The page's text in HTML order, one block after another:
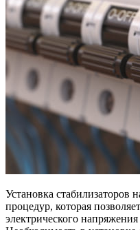
Установка стабилизаторов
процедур, которая
электрического